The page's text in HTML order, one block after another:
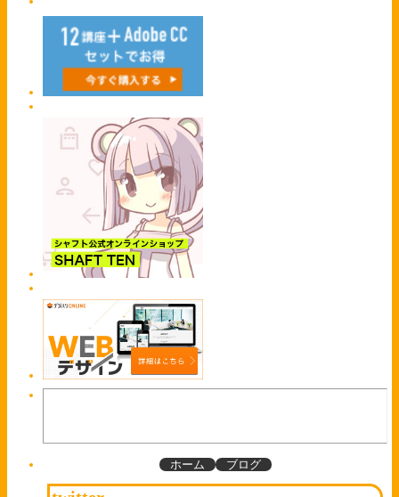
ホーム ブログ